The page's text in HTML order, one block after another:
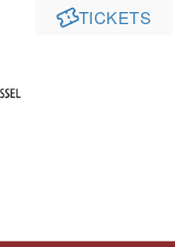
TICKETS